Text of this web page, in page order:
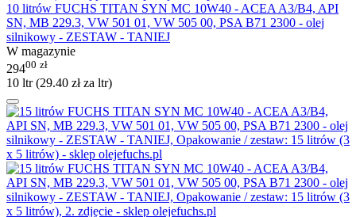
10 litrów FUCHS TITAN SYN MC 10W40 - ACEA A3/B4, API
SN, MB 229.3, VW 501 01, VW 505 00, PSA B71 2300 - olej
silnikowy - ZESTAW - TANIEJ
W magazynie
29400 zł
10 ltr (29.40 złza ltr)